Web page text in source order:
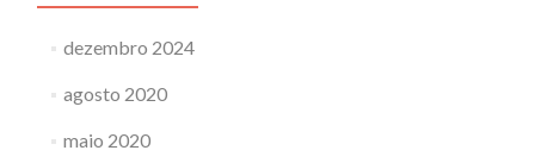
dezembro 2024
agosto 2020
maio 2020